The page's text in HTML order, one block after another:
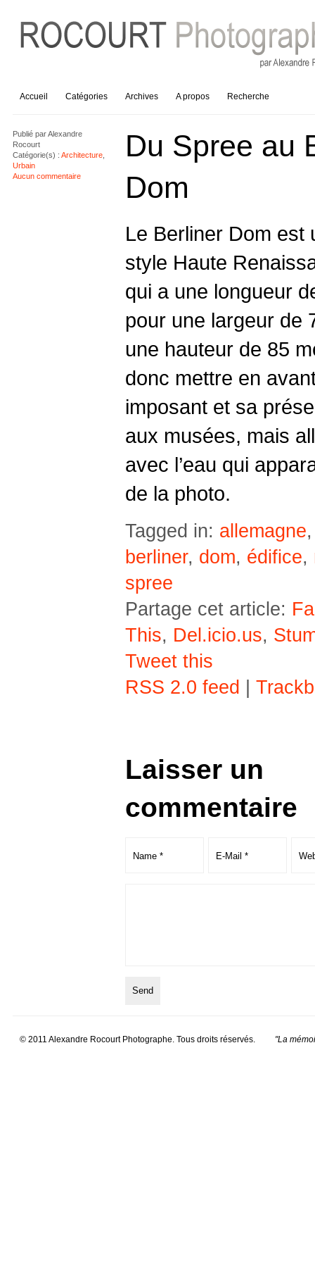
Accueil Catégories Archives A propos Recherche
Publié parAlexandre
Rocourt
Catégorie(s) : Architecture,
Urbain
Aucun commentaire
Du Spree au
Dom
Le Berliner Dom est
style Haute
qui a une longueur
pour une largeur de
une hauteur de 85
donc mettre en
imposant et sa
aux musées, mais
avec l’eau qui
de la photo.
Tagged in: allemagne
berliner, dom, édifice,
spree
Partage cet article:
This, Del.icio.us,
Tweet this
RSS 2.0 feed
Laisser un
commentaire
© 2011 Alexandre Rocourt Photographe. Tous droits réservés. "La